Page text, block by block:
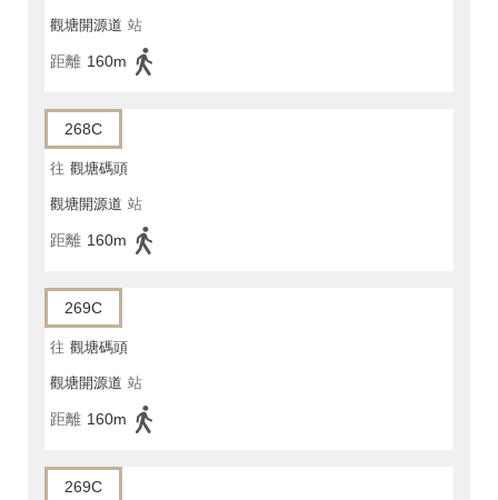
觀塘開源道 站
距離 160m
268C
往 觀塘碼頭
觀塘開源道 站
距離 160m
269C
往 觀塘碼頭
觀塘開源道 站
距離 160m
269C